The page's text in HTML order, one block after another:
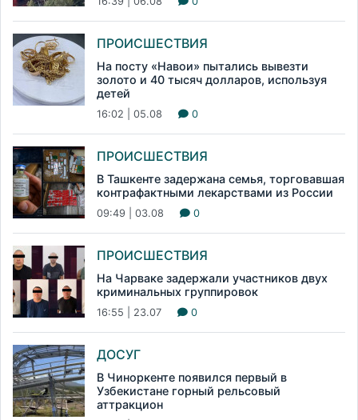
ПРОИСШЕСТВИЯ
На посту «Навои» пытались вывезти
золото и 40 тысяч долларов, используя
детей
16:02 | 05.08 0
ПРОИСШЕСТВИЯ
В Ташкенте задержана семья, торговавшая
контрафактными лекарствами из России
09:49 | 03.08 0
ПРОИСШЕСТВИЯ
На Чарваке задержали участников двух
криминальных группировок
16:55 | 23.07 0
ДОСУГ
В Чиноркенте появился первый в
Узбекистане горный рельсовый
аттракцион